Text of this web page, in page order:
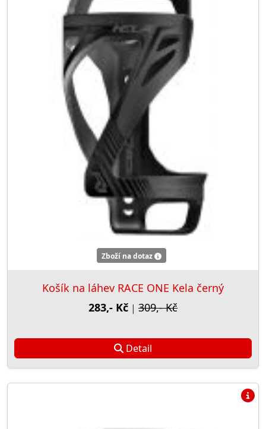
Zboží na dotaz
Košík na láhev RACE ONE Kela černý
283,- Kč | 309,- Kč
Detail